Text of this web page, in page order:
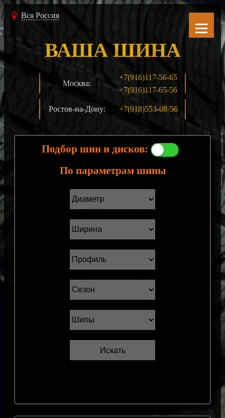
Вся Россия
Москва:
+7(916)117-56-65
+7(916)117-65-56
Ростов-на-Дону: +7(918)553-08-56
ВАША ШИНА
Подбор шин и дисков:
По параметрам шины